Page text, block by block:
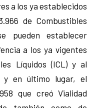
a los ya establecidos
de Combustibles
pueden establecer
a los ya vigentes
Líquidos (ICL) y al
y en último lugar, el
que creó Vialidad